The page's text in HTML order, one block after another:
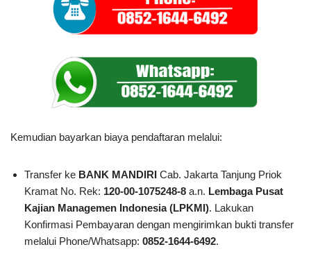
Kemudian bayarkan biaya pendaftaran melalui:
Transfer ke BANK MANDIRI Cab. Jakarta Tanjung Priok
Kramat No. Rek: 120-00-1075248-8 a.n. Lembaga Pusat
Kajian Managemen Indonesia (LPKMI). Lakukan
Konfirmasi Pembayaran dengan mengirimkan bukti transfer
melalui Phone/Whatsapp: 0852-1644-6492.